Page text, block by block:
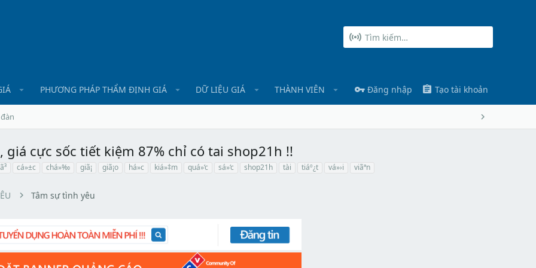
PHƯƠNG PHÁP THẨM ĐỊNH GIÁ DỮ LIỆU GIÁ THÀNH VIÊN Đăng nhập Tạo tài khoản
cực sốc tiết kiệm 87% chỉ có tai shop21h !!
cá»±c chá»‰ giã¡ giã¡o há»c kiá»‡m quá»‘c sá»‘c shop21h tài tiáº¿t vá»›i viãªn
Tâm sự tình yêu